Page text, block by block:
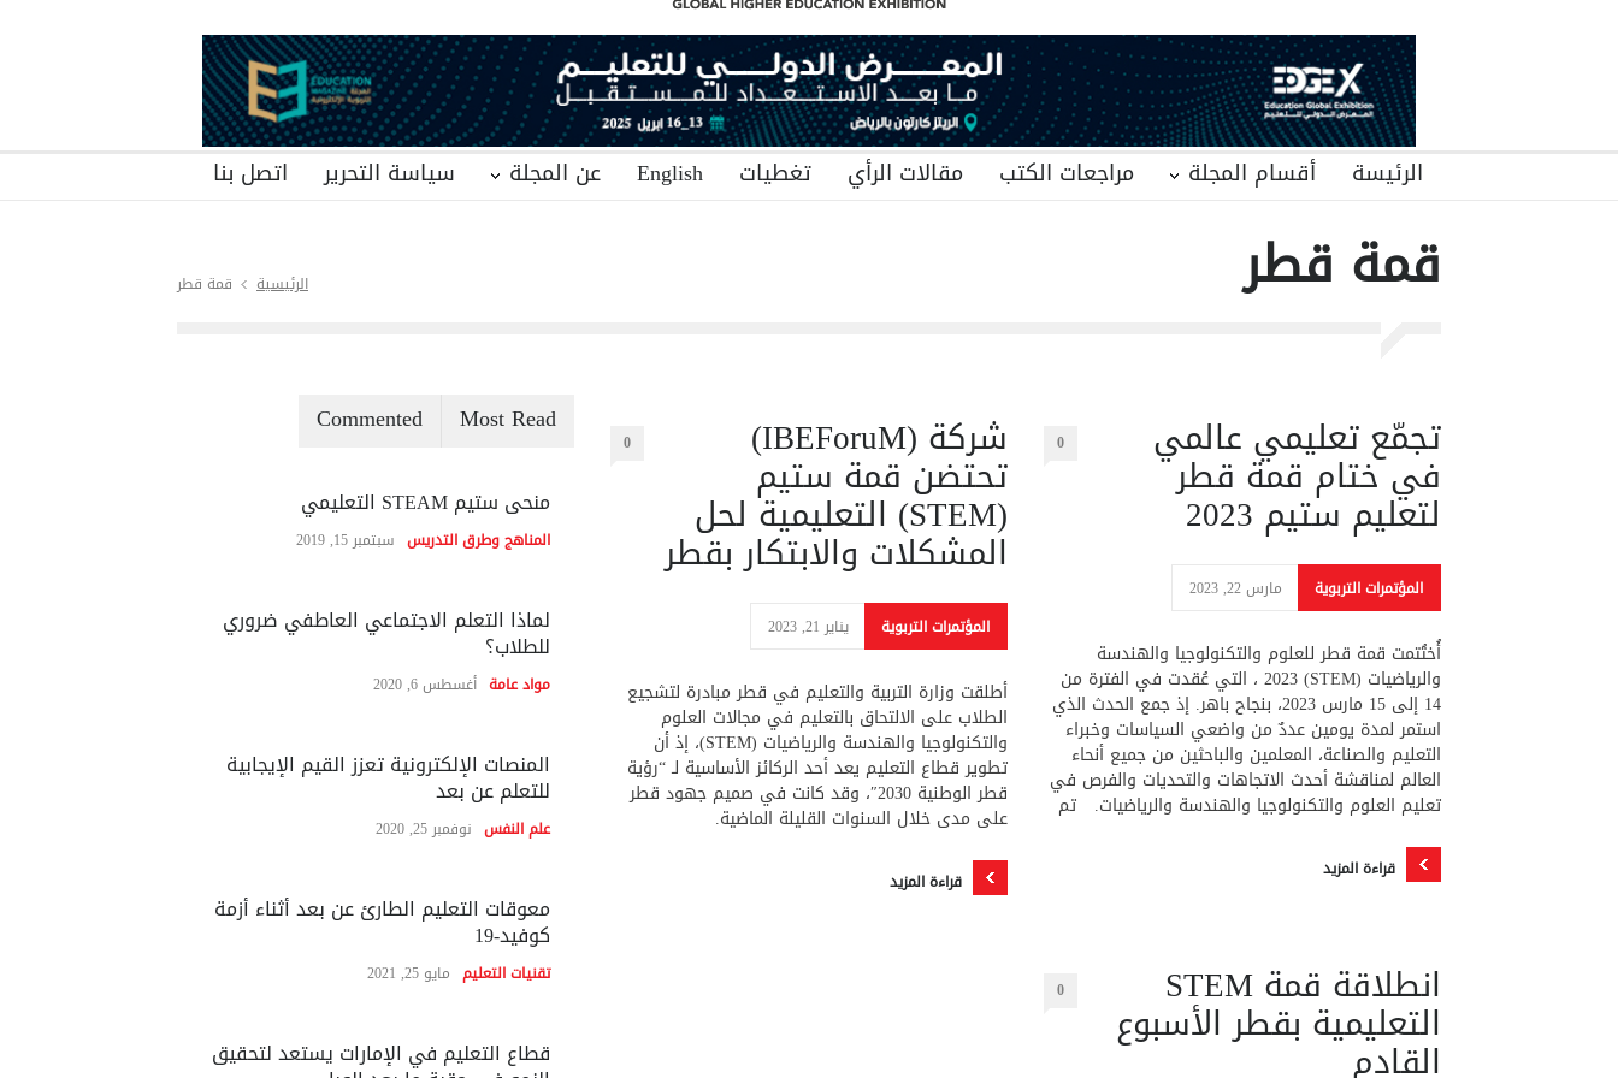
الرئيسة أقسام المجلة مراجعات الكتب مقالات الرأي تغطيات English عن المجلة سياسة التحرير اتصل بنا
قمة قطر الرئيسية قمة قطر
تجمّع تعليمي عالمي
في ختام قمة قطر
لتعليم ستيم 2023
0
المؤتمرات التربوية مارس 22, 2023
أُختُتمت قمة قطر للعلوم والتكنولوجيا والهندسة
والرياضيات (STEM) 2023 ، التي عُقدت في الفترة من
14 إلى 15 مارس 2023، بنجاح باهر. إذ جمع الحدث الذي
استمر لمدة يومين عددٌ من واضعي السياسات وخبراء
التعليم والصناعة، المعلمين والباحثين من جميع أنحاء
العالم لمناقشة أحدث الاتجاهات والتحديات والفرص في
تعليم العلوم والتكنولوجيا والهندسة والرياضيات. تم
قراءة المزيد
انطلاقة قمة STEM
التعليمية بقطر الأسبوع
القادم
0
شركة (IBEForuM)
تحتضن قمة ستيم
(STEM) التعليمية لحل
المشكلات والابتكار بقطر
0
المؤتمرات التربوية يناير 21, 2023
أطلقت وزارة التربية والتعليم في قطر مبادرة لتشجيع
الطلاب على الالتحاق بالتعليم في مجالات العلوم
والتكنولوجيا والهندسة والرياضيات (STEM)، إذ أن
تطوير قطاع التعليم يعد أحد الركائز الأساسية لـ “رؤية
قطر الوطنية 2030″، وقد كانت في صميم جهود قطر
على مدى خلال السنوات القليلة الماضية.
قراءة المزيد
Most Read
Commented
منحى ستيم STEAM التعليمي
المناهج وطرق التدريس سبتمبر 15, 2019
لماذا التعلم الاجتماعي العاطفي ضروري
للطلاب؟
مواد عامة أغسطس 6, 2020
المنصات الإلكترونية تعزز القيم الإيجابية
للتعلم عن بعد
علم النفس نوفمبر 25, 2020
معوقات التعليم الطارئ عن بعد أثناء أزمة
كوفيد-19
تقنيات التعليم مايو 25, 2021
قطاع التعليم في الإمارات يستعد لتحقيق